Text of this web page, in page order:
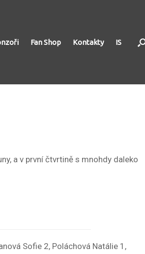
Fan Shop Kontakty IS
a v první čtvrtině s mnohdy daleko
Sofie 2, Poláchová Natálie 1,